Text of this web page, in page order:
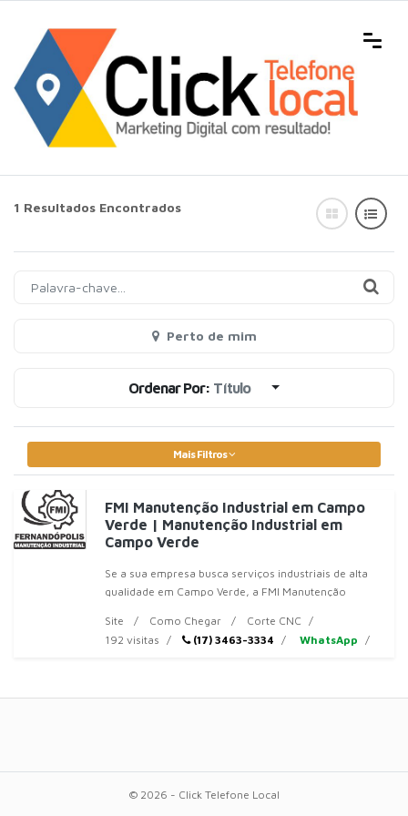
1 Resultados Encontrados
Perto de mim
Ordenar Por: Título
Mais Filtros
FMI Manutenção Industrial em Campo
Verde | Manutenção Industrial em
Campo Verde
Se a sua empresa busca serviços industriais de alta
qualidade em Campo Verde, a FMI Manutenção
soluções robustas para o setor, ofere
Site Como Chegar
Corte CNC
192 visitas
(17) 3463-3334 WhatsApp
© 2026 - Click Telefone Local